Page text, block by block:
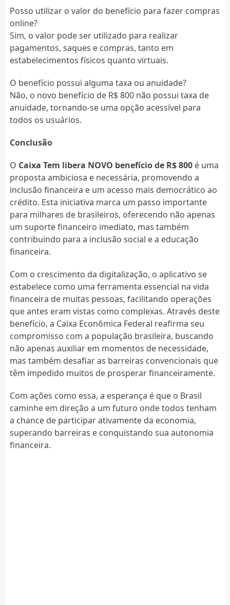
Posso utilizar o valor do benefício para fazer compras
online?
Sim, o valor pode ser utilizado para realizar
pagamentos, saques e compras, tanto em
estabelecimentos físicos quanto virtuais.
O benefício possui alguma taxa ou anuidade?
Não, o novo benefício de R$ 800 não possui taxa de
anuidade, tornando-se uma opção acessível para
todos os usuários.
Conclusão
O Caixa Tem libera NOVO benefício de R$ 800é uma
proposta ambiciosa e necessária, promovendo a
inclusão financeira e um acesso mais democrático ao
crédito. Esta iniciativa marca um passo importante
para milhares de brasileiros, oferecendo não apenas
um suporte financeiro imediato, mas também
contribuindo para a inclusão social e a educação
financeira.
Com o crescimento da digitalização, o aplicativo se
estabelece como uma ferramenta essencial na vida
financeira de muitas pessoas, facilitando operações
que antes eram vistas como complexas. Através deste
benefício, a Caixa Econômica Federal reafirma seu
compromisso com a população brasileira, buscando
não apenas auxiliar em momentos de necessidade,
mas também desafiar as barreiras convencionais que
têm impedido muitos de prosperar financeiramente.
Com ações como essa, a esperança é que o Brasil
caminhe em direção a um futuro onde todos tenham
a chance de participar ativamente da economia,
superando barreiras e conquistando sua autonomia
financeira.